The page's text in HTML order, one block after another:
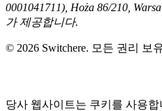
0001041711), Hoża 86/210,
가 제공합니다.
© 2026 Switchere. 모든 권리 보
당사 웹사이트는 쿠키를 사용합